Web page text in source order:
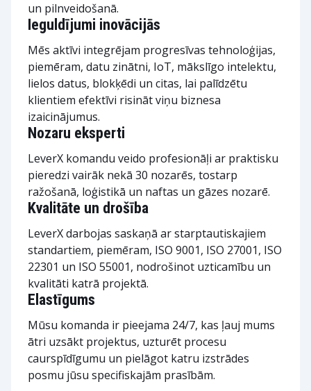
Nozaru eksperti
LeverX komandu veido profesionāļi ar praktisku
pieredzi vairāk nekā 30 nozarēs, tostarp
ražošanā, loģistikā un naftas un gāzes nozarē.
un pilnveidošanā.
Kvalitāte un drošība
LeverX darbojas saskaņā ar starptautiskajiem
standartiem, piemēram, ISO 9001, ISO 27001, ISO
22301 un ISO 55001, nodrošinot uzticamību un
kvalitāti katrā projektā.
Ieguldījumi inovācijās
Mēs aktīvi integrējam progresīvas tehnoloģijas,
piemēram, datu zinātni, IoT, mākslīgo intelektu,
lielos datus, blokķēdi un citas, lai palīdzētu
klientiem efektīvi risināt viņu biznesa
izaicinājumus.
Elastīgums
Mūsu komanda ir pieejama 24/7, kas ļauj mums
ātri uzsākt projektus, uzturēt procesu
caurspīdīgumu un pielāgot katru izstrādes
posmu jūsu specifiskajām prasībām.